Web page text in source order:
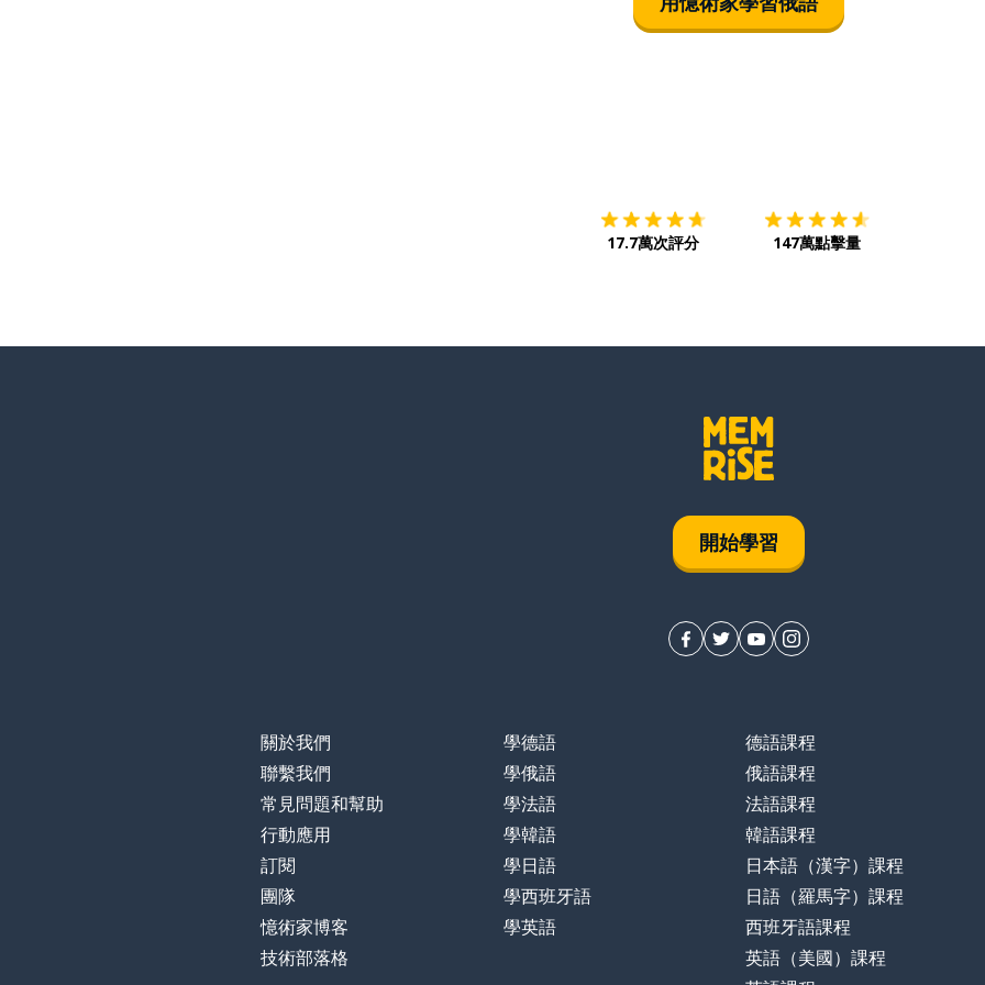
17.7萬次評分 147萬點擊量
開始學習
關於我們
聯繫我們
常見問題和幫助
行動應用
訂閱
團隊
憶術家博客
技術部落格
學德語
學俄語
學法語
學韓語
學日語
學西班牙語
學英語
德語課程
俄語課程
法語課程
韓語課程
日本語（漢字）課程
日語（羅馬字）課程
西班牙語課程
英語（美國）課程